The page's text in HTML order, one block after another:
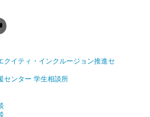
クイティ・インクルージョン推進セ
センター 学生相談所